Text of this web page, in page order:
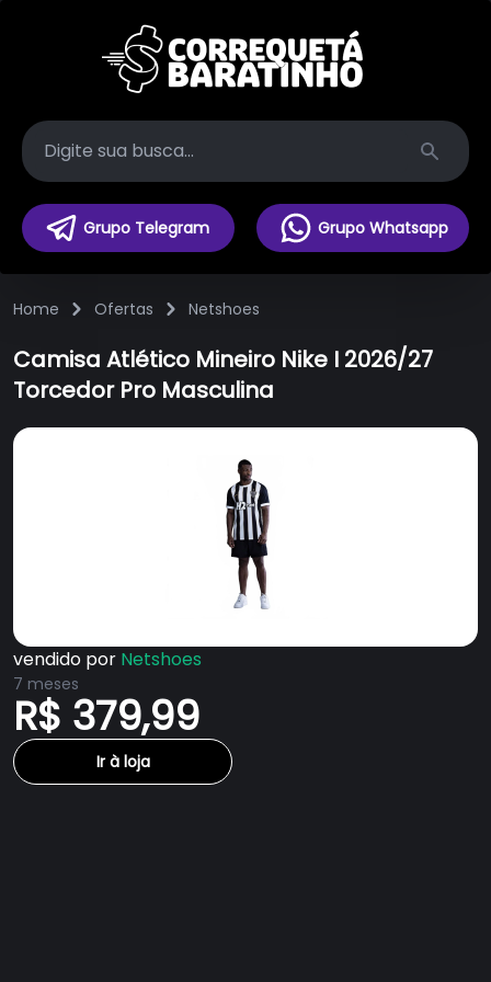
Search
Grupo Telegram Grupo Whatsapp
Home Ofertas Netshoes
Camisa Atlético Mineiro Nike I 2026/27
Torcedor Pro Masculina
vendido por Netshoes
7 meses
R$ 379,99
Ir à loja